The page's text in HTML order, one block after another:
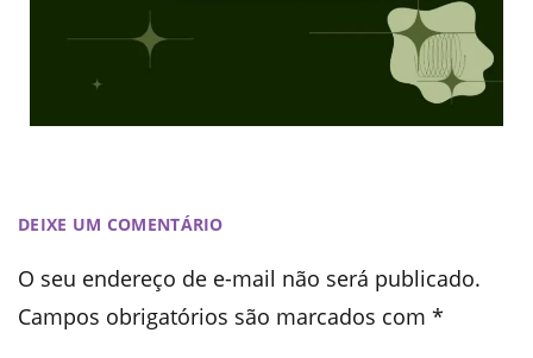
DEIXE UM COMENTÁRIO
O seu endereço de e-mail não será publicado.
Campos obrigatórios são marcados com *